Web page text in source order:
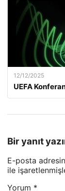
12/12/2025
UEFA
Bir yanıt
E-posta
ile
Yorum *